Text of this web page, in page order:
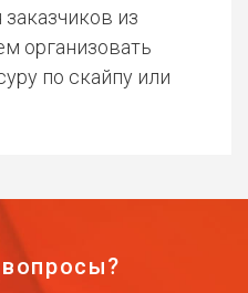
из
организовать
по скайпу или